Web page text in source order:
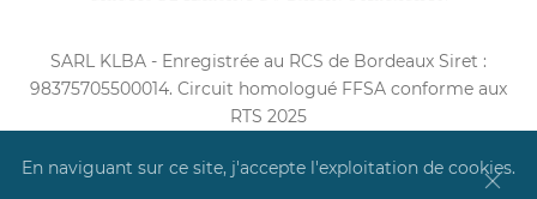
SARL KLBA - Enregistrée au RCS de Bordeaux Siret :
98375705500014. Circuit homologué FFSA conforme aux
RTS 2025
En naviguant sur ce site, j'accepte l'exploitation de cookies.